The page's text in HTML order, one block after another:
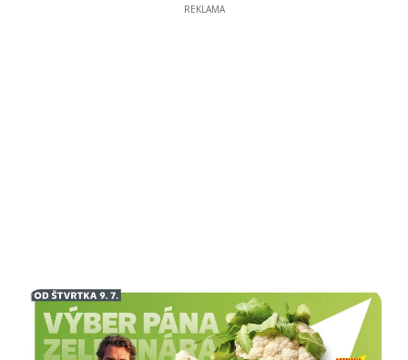
REKLAMA